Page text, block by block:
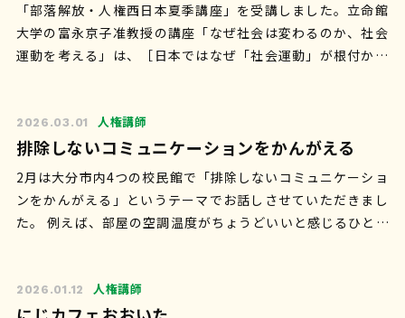
「部落解放・人権西日本夏季講座」を受講しました。立命館
大学の富永京子准教授の講座「なぜ社会は変わるのか、社会
運動を考える」は、［日本ではなぜ「社会運動」が根付かな
2026.03.01 人権講師
排除しないコミュニケーションをかんがえる
2月は大分市内4つの校民館で「排除しないコミュニケーショ
ンをかんがえる」というテーマでお話しさせていただきまし
た。 例えば、部屋の空調温度がちょうどいいと感じるひと、
2026.01.12 人権講師